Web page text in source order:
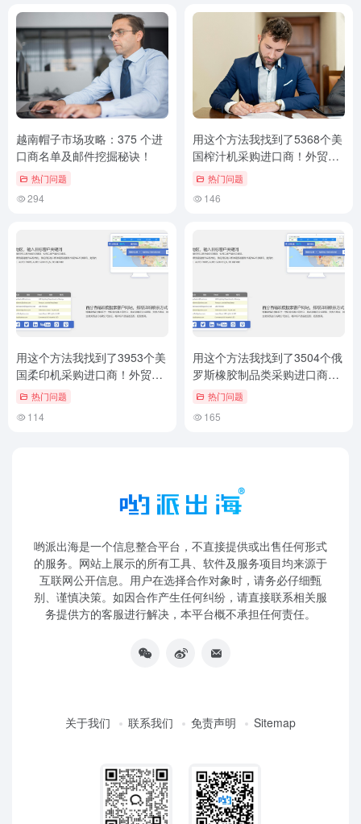
越南帽子市场攻略：375 个进
口商名单及邮件挖掘秘诀！
热门问题
294
用这个方法我找到了5368个美
国榨汁机采购进口商！外贸客
户挖掘技巧
热门问题
146
用这个方法我找到了3953个美
国柔印机采购进口商！外贸客
户挖掘技巧
热门问题
114
用这个方法我找到了3504个俄
罗斯橡胶制品类采购进口商！
外贸客户邮件挖掘技巧
热门问题
165
哟派出海是一个信息整合平台，不直接提供或出售任何形式
的服务。网站上展示的所有工具、软件及服务项目均来源于
互联网公开信息。用户在选择合作对象时，请务必仔细甄
别、谨慎决策。如因合作产生任何纠纷，请直接联系相关服
务提供方的客服进行解决，本平台概不承担任何责任。
关于我们 联系我们 免责声明 Sitemap